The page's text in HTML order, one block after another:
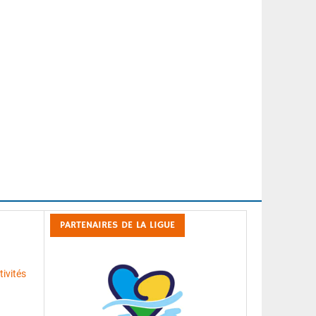
PARTENAIRES DE LA LIGUE